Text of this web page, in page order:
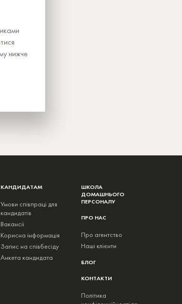
нижче
КАНДИДАТАМ
Умови співпраці для
кандидатів
Вакансії
Корисна інформація
Запис на співбесіду
Анкета кандидата
ШКОЛА
ДОМАШНЬОГО
ПЕРСОНАЛУ
ПРО НАС
Про агентство
Наші клієнти
БЛОГ
КОНТАКТИ
Політика